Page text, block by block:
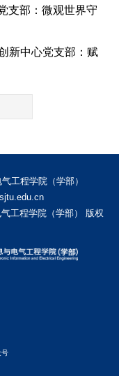
支部：微观世界守
新中心党支部：赋
工程学院（学部）
工程学院（学部） 版权
号